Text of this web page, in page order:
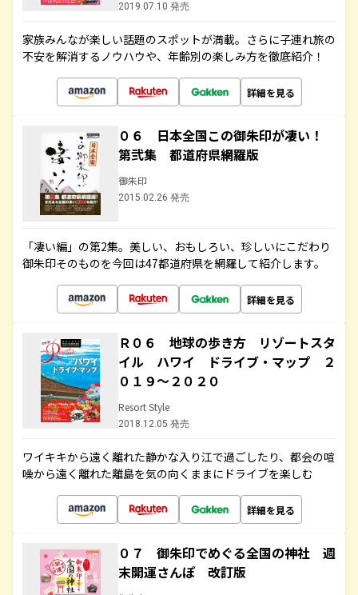
2019.07.10 発売
家族みんなが楽しい話題のスポットが満載。さらに子連れ旅の
不安を解消するノウハウや、年齢別の楽しみ方を徹底紹介！
詳細を見る
０６ 日本全国この御朱印が凄い！
第弐集 都道府県網羅版
御朱印
2015.02.26 発売
「凄い編」の第2集。美しい、おもしろい、珍しいにこだわり
御朱印そのものを今回は47都道府県を網羅して紹介します。
詳細を見る
Ｒ０６ 地球の歩き方 リゾートスタ
イル ハワイ ドライブ・マップ ２
０１９～２０２０
Resort Style
2018.12.05 発売
ワイキキから遠く離れた静かな入り江で過ごしたり、都会の喧
噪から遠く離れた離島を気の向くままにドライブを楽しむ
詳細を見る
０７ 御朱印でめぐる全国の神社 週
末開運さんぽ 改訂版